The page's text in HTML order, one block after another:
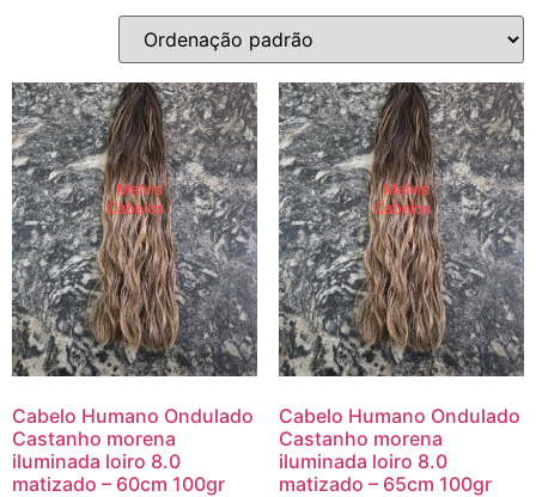
Cabelo Humano Ondulado
Castanho morena
iluminada loiro 8.0
matizado – 60cm 100gr
Cabelo Humano Ondulado
Castanho morena
iluminada loiro 8.0
matizado – 65cm 100gr